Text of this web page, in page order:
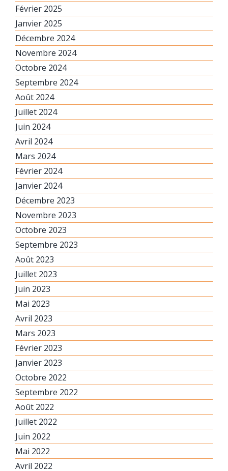
Février 2025
Janvier 2025
Décembre 2024
Novembre 2024
Octobre 2024
Septembre 2024
Août 2024
Juillet 2024
Juin 2024
Avril 2024
Mars 2024
Février 2024
Janvier 2024
Décembre 2023
Novembre 2023
Octobre 2023
Septembre 2023
Août 2023
Juillet 2023
Juin 2023
Mai 2023
Avril 2023
Mars 2023
Février 2023
Janvier 2023
Octobre 2022
Septembre 2022
Août 2022
Juillet 2022
Juin 2022
Mai 2022
Avril 2022